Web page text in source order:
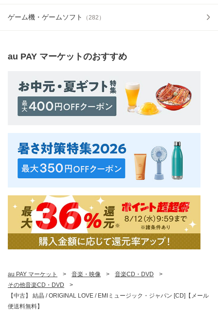
ゲーム機・ゲームソフト （282 ）
au PAY マーケットのおすすめ
au PAY マーケット > 音楽・映像 > 音楽CD・DVD
>
その他音楽CD・DVD
>
【中古】 結晶 / ORIGINAL LOVE / EMIミュージック・ジャパン [CD]【メール
便送料無料】